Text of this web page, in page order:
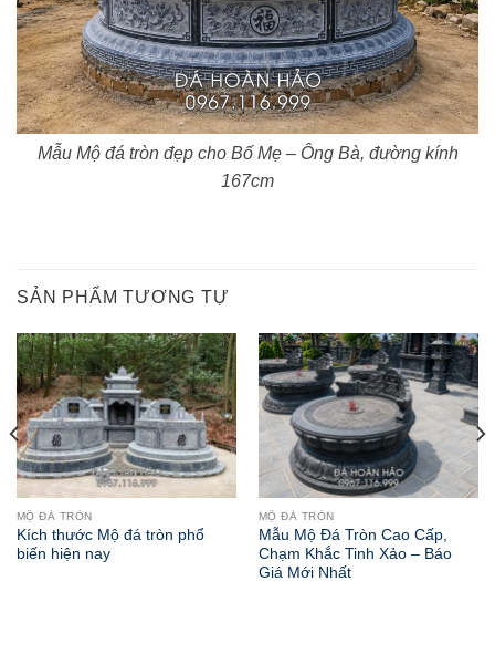
Mẫu Mộ đá tròn đẹp cho Bố Mẹ – Ông Bà, đường kính
167cm
SẢN PHẨM TƯƠNG TỰ
MỘ ĐÁ TRÒN
Kích thước Mộ đá tròn phổ
biến hiện nay
MỘ ĐÁ TRÒN
Mẫu Mộ Đá Tròn Cao Cấp,
Chạm Khắc Tinh Xảo – Báo
Giá Mới Nhất